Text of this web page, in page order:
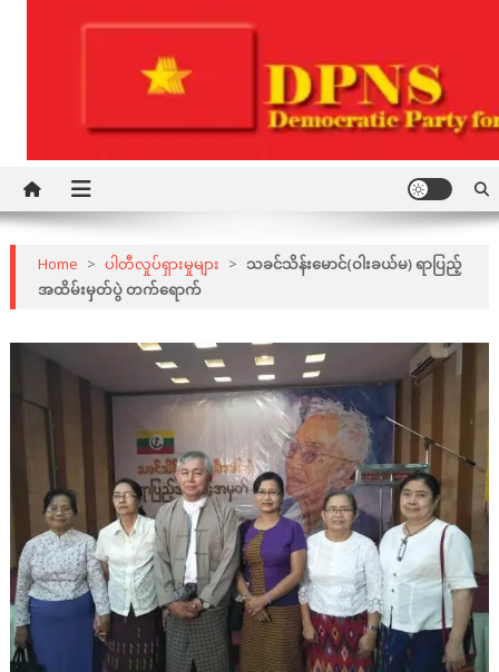
DPNS
Home > ပါတီလှုပ်ရှားမှုများ > သခင်သိန်းမောင်(ဝါးခယ်မ) ရာပြည့်
အထိမ်းမှတ်ပွဲ တက်ရောက်